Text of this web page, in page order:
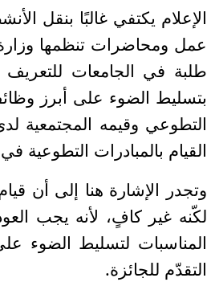
الإعلام يكتفي غالبًا بنقل
عمل ومحاضرات تنظمها
طلبة في الجامعات للتعريف
بتسليط الضوء على أبرز
التطوعي وقيمه المجتمعية
القيام بالمبادرات التطوعية
وتجدر الإشارة هنا إلى أن
لكّنه غير كافٍ، لأنه يجب
المناسبات لتسليط الضوء
التقدّم للجائزة.